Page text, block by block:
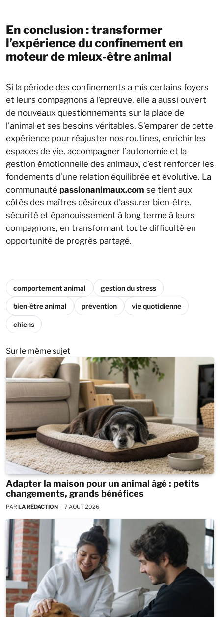
En conclusion : transformer
l’expérience du confinement en
moteur de mieux-être animal
Si la période des confinements a mis certains foyers
et leurs compagnons à l'épreuve, elle a aussi ouvert
de nouveaux questionnements sur la place de
l'animal et ses besoins véritables. S’emparer de cette
expérience pour réajuster nos routines, enrichir les
espaces de vie, accompagner l’autonomie et la
gestion émotionnelle des animaux, c’est renforcer les
fondements d’une relation équilibrée et évolutive. La
communauté passionanimaux.com se tient aux
côtés des maîtres désireux d'assurer bien-être,
sécurité et épanouissement à long terme à leurs
compagnons, en transformant toute difficulté en
opportunité de progrès partagé.
comportement animal gestion du stress
bien-être animal prévention vie quotidienne
chiens
Sur le même sujet
Adapter la maison pour un animal âgé : petits
changements, grands bénéfices
PAR LA RÉDACTION 7 AOÛT 2026